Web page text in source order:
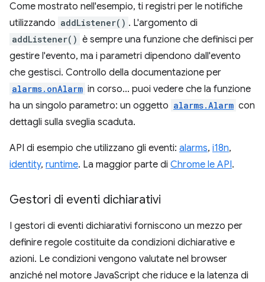
Come mostrato nell'esempio, ti registri per le notifiche
utilizzando addListener() . L'argomento di
addListener() è sempre una funzione che definisci per
gestire l'evento, ma i parametri dipendono dall'evento
che gestisci. Controllo della documentazione per
alarms.onAlarm in corso... puoi vedere che la funzione
ha un singolo parametro: un oggetto alarms.Alarm con
dettagli sulla sveglia scaduta.
API di esempio che utilizzano gli eventi: alarms, i18n,
identity, runtime. La maggior parte di Chrome le API.
Gestori di eventi dichiarativi
I gestori di eventi dichiarativi forniscono un mezzo per
definire regole costituite da condizioni dichiarative e
azioni. Le condizioni vengono valutate nel browser
anziché nel motore JavaScript che riduce e la latenza di